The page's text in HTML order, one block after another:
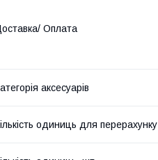
Оплата
аксесуарів
одиниць для перерахунку